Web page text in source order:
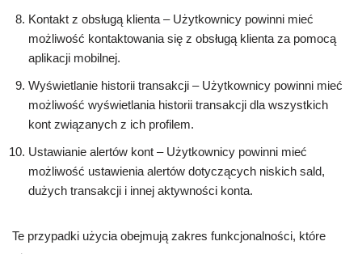
Kontakt z obsługą klienta – Użytkownicy powinni mieć
możliwość kontaktowania się z obsługą klienta za pomocą
aplikacji mobilnej.
Wyświetlanie historii transakcji – Użytkownicy powinni mieć
możliwość wyświetlania historii transakcji dla wszystkich
kont związanych z ich profilem.
Ustawianie alertów kont – Użytkownicy powinni mieć
możliwość ustawienia alertów dotyczących niskich sald,
dużych transakcji i innej aktywności konta.
Te przypadki użycia obejmują zakres funkcjonalności, które